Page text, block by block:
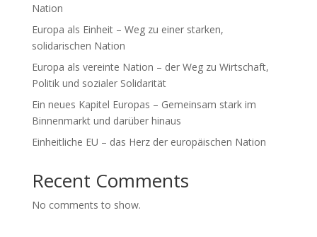
Nation
Europa als Einheit – Weg zu einer starken,
solidarischen Nation
Europa als vereinte Nation – der Weg zu Wirtschaft,
Politik und sozialer Solidarität
Ein neues Kapitel Europas – Gemeinsam stark im
Binnenmarkt und darüber hinaus
Einheitliche EU – das Herz der europäischen Nation
Recent Comments
No comments to show.